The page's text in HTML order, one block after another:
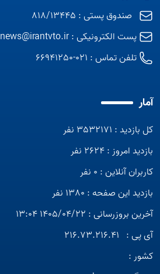
صندوق پستی : 818/13445
پست الکترونیکی :news@irantvto.ir
تلفن تماس : 021-66941250
آمار
کل بازدید : 3532171 نفر
بازدید امروز : 2624 نفر
کاربران آنلاین : 0 نفر
بازدید این صفحه : 1380 نفر
آخرین بروزرسانی : 1405/04/22 13:04
آی پی : 216.73.216.41
کشور :